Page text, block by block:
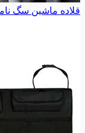
قلاده ماشین سگ